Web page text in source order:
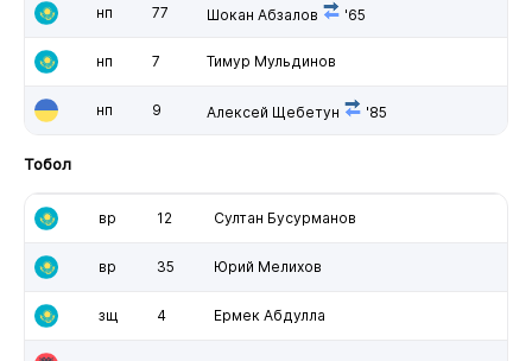
нп 77 Шокан Абзалов '65
нп 7 Тимур Мульдинов
нп 9 Алексей Щебетун '85
Тобол
вр 12 Султан Бусурманов
вр 35 Юрий Мелихов
зщ 4 Ермек Абдулла